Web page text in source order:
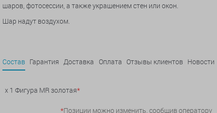
шаров, фотосессии, а также украшением стен или окон.
Шар надут воздухом.
Состав Гарантия Доставка Оплата Отзывы клиентов Новости
x 1 Фигура MR золотая*
*Позиции можно изменить, сообщив оператору